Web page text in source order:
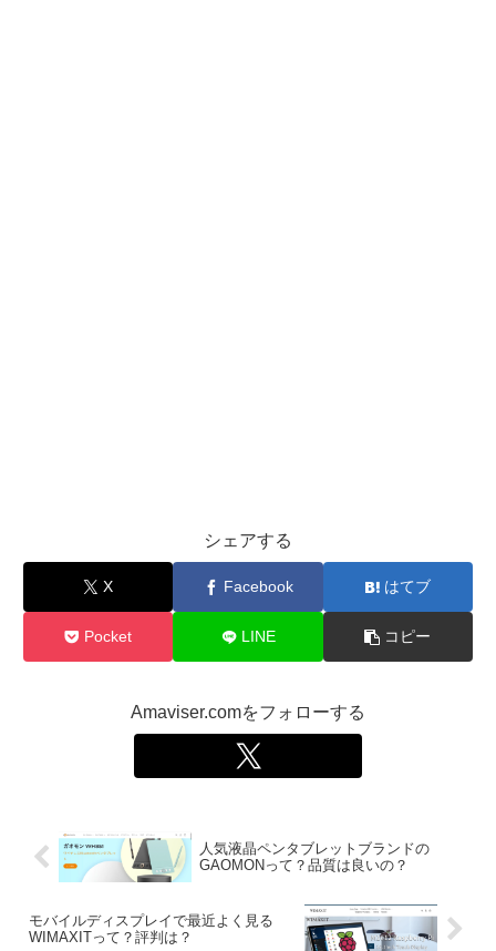
シェアする
X Facebook はてブ
Pocket LINE コピー
Amaviser.comをフォローする
人気液晶ペンタブレットブランドの
GAOMONって？品質は良いの？
モバイルディスプレイで最近よく見る
WIMAXITって？評判は？